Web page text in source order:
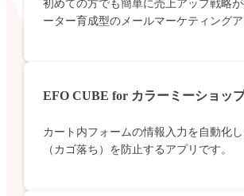
初めての方でも簡単に売上アップ戦略
ーター育成型のメールマーケティングア
EFO CUBE for カラーミーショッ
カート内フォームの情報入力を自動化
（カゴ落ち）を防止するアプリです。